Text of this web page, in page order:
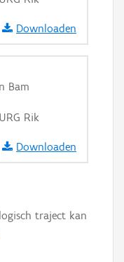
Downloaden
Bam
Rik
Downloaden
traject kan